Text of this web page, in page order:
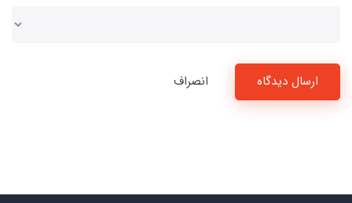
ارسال دیدگاه انصراف